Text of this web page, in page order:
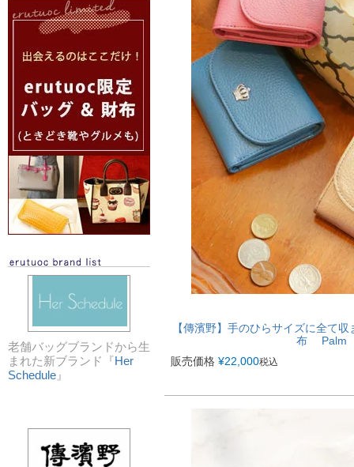
老舗バッグブランドから生
まれた新ブランド『Her
Schedule 』
【傳濱野】手のひらサイズに全て
布 Palm
販売価格 ¥22,000税込